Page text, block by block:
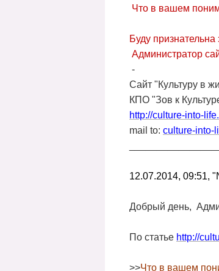
Что в вашем
Буду
Администратор
-
Сайт "Культуру в
КПО "Зов к
http://culture-into-
mail to: culture-into-
12.07.2014, 09:51,
Добрый день,
По статье http://
>>Что в вашем